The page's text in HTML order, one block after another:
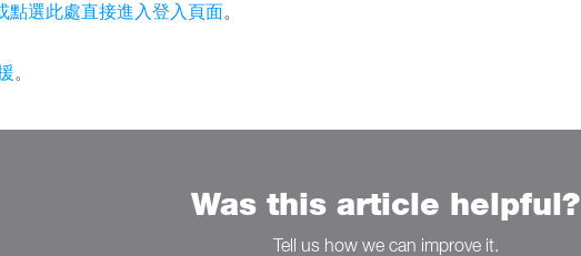
點選此處直接進入登入頁面。
。
Was this article helpful?
Tell us how we can improve it.